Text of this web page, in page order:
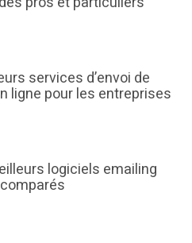
services d’envoi de
ligne pour les entreprises
logiciels emailing